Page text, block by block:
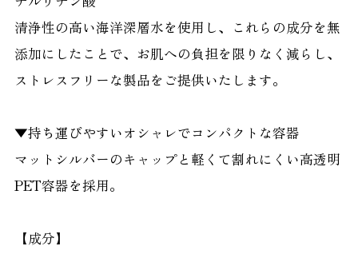
清浄性の高い海洋深層水を使用し、これらの成分を無
添加にしたことで、お肌への負担を限りなく減らし、
ストレスフリーな製品をご提供いたします。
▼持ち運びやすいオシャレでコンパクトな容器
マットシルバーのキャップと軽くて割れにくい高透明
PET容器を採用。
【成分】